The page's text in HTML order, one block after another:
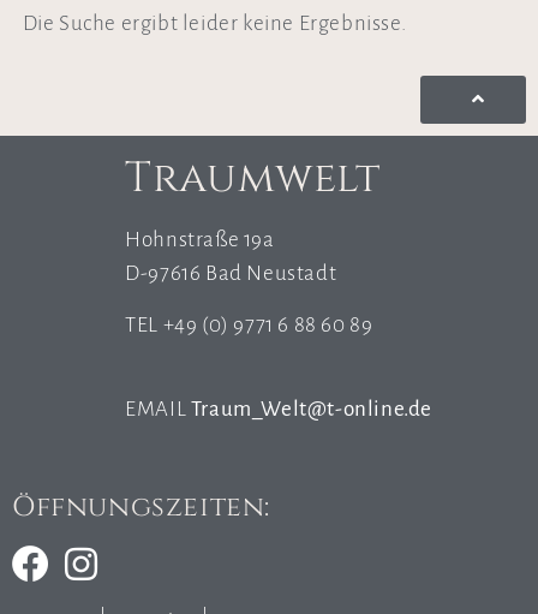
Die Suche ergibt leider keine Ergebnisse.
Traumwelt
Hohnstraße 19a
D-97616 Bad Neustadt
TEL +49 (0) 9771 6 88 60 89
EMAIL Traum_Welt@t-online.de
Öffnungszeiten: